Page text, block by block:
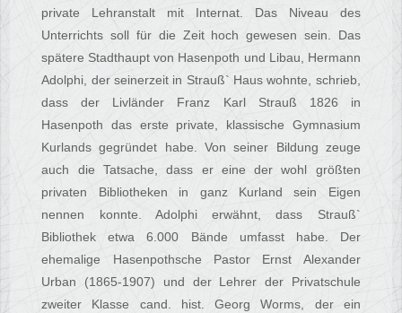
private Lehranstalt mit Internat. Das Niveau des
Unterrichts soll für die Zeit hoch gewesen sein. Das
spätere Stadthaupt von Hasenpoth und Libau, Hermann
Adolphi, der seinerzeit in Strauß` Haus wohnte, schrieb,
dass der Livländer Franz Karl Strauß 1826 in
Hasenpoth das erste private, klassische Gymnasium
Kurlands gegründet habe. Von seiner Bildung zeuge
auch die Tatsache, dass er eine der wohl größten
privaten Bibliotheken in ganz Kurland sein Eigen
nennen konnte. Adolphi erwähnt, dass Strauß`
Bibliothek etwa 6.000 Bände umfasst habe. Der
ehemalige Hasenpothsche Pastor Ernst Alexander
Urban (1865-1907) und der Lehrer der Privatschule
zweiter Klasse cand. hist. Georg Worms, der ein